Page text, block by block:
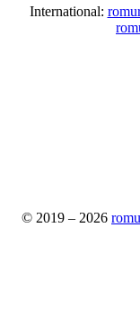
International:
© 2019 – 2026